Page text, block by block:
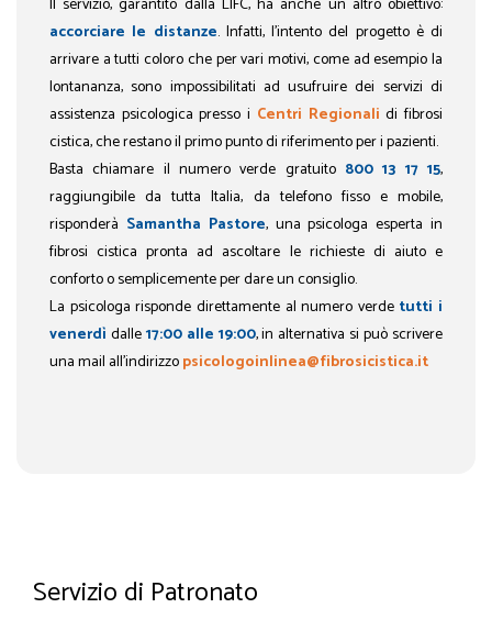
accorciare le distanze. Infatti, l’intento del progetto è di
arrivare a tutti coloro che per vari motivi, come ad esempio la
lontananza, sono impossibilitati ad usufruire dei servizi di
assistenza psicologica presso i Centri Regionali di fibrosi
cistica, che restano il primo punto di riferimento per i pazienti.
Basta chiamare il numero verde gratuito 800 13 17 15,
raggiungibile da tutta Italia, da telefono fisso e mobile,
risponderà Samantha Pastore, una psicologa esperta in
fibrosi cistica pronta ad ascoltare le richieste di aiuto e
conforto o semplicemente per dare un consiglio.
La psicologa risponde direttamente al numero verdetutti i
venerdì dalle17:00 alle 19:00, in alternativa si può scrivere
una mail all’indirizzopsicologoinlinea@fibrosicistica.it
Servizio di Patronato